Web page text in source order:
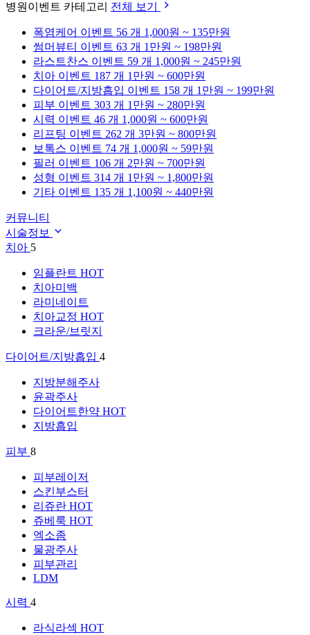
병원이벤트 카테고리 전체 보기
폭염케어 이벤트 56 개 1,000원 ~ 135만원
썸머뷰티 이벤트 63 개 1만원 ~ 198만원
라스트찬스 이벤트 59 개 1,000원 ~ 245만원
치아 이벤트 187 개 1만원 ~ 600만원
다이어트/지방흡입 이벤트 158 개 1만원 ~ 199만원
피부 이벤트 303 개 1만원 ~ 280만원
시력 이벤트 46 개 1,000원 ~ 600만원
리프팅 이벤트 262 개 3만원 ~ 800만원
보톡스 이벤트 74 개 1,000원 ~ 59만원
필러 이벤트 106 개 2만원 ~ 700만원
성형 이벤트 314 개 1만원 ~ 1,800만원
기타 이벤트 135 개 1,100원 ~ 440만원
커뮤니티
시술정보
치아 5
임플란트 HOT
치아미백
라미네이트
치아교정 HOT
크라운/브릿지
다이어트/지방흡입 4
지방분해주사
윤곽주사
다이어트한약 HOT
지방흡입
피부 8
피부레이저
스킨부스터
리쥬란 HOT
쥬베룩 HOT
엑소좀
물광주사
피부관리
LDM
시력 4
라식라섹 HOT